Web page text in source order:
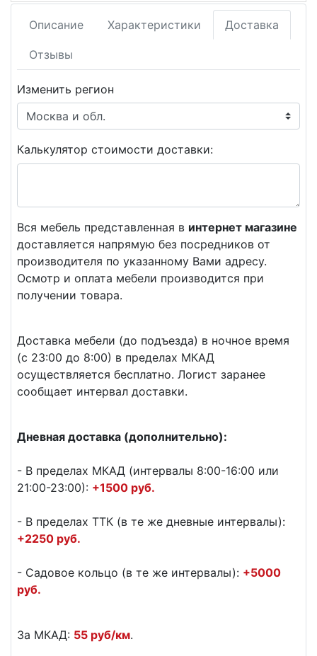
Описание Характеристики Доставка
Отзывы
Изменить регион
Калькулятор стоимости доставки:
Вся мебель представленная в интернет магазине
доставляется напрямую без посредников от
производителя по указанному Вами адресу.
Осмотр и оплата мебели производится при
получении товара.
Доставка мебели (до подъезда) в ночное время
(с 23:00 до 8:00) в пределах МКАД
осуществляется бесплатно. Логист заранее
сообщает интервал доставки.
Дневная доставка (дополнительно):
- В пределах МКАД (интервалы 8:00-16:00 или
21:00-23:00): +1500 руб.
- В пределах ТТК (в те же дневные интервалы):
+2250 руб.
- Садовое кольцо (в те же интервалы): +5000
руб.
За МКАД: 55 руб/км.